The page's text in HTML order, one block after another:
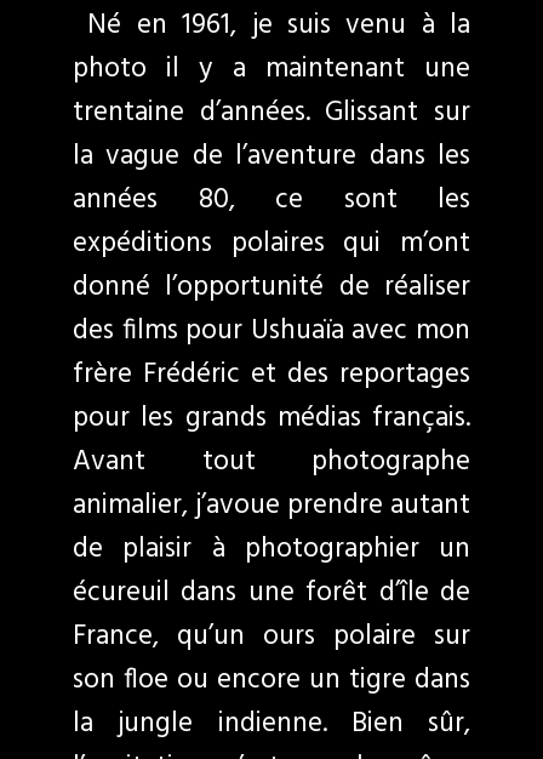
Né en 1961, je suis venu à la
photo il y a maintenant une
trentaine d’années. Glissant sur
la vague de l’aventure dans les
années 80, ce sont les
expéditions polaires qui m’ont
donné l’opportunité de réaliser
des films pour Ushuaïa avec mon
frère Frédéric et des reportages
pour les grands médias français.
Avant tout photographe
animalier, j’avoue prendre autant
de plaisir à photographier un
écureuil dans une forêt d’île de
France, qu’un ours polaire sur
son floe ou encore un tigre dans
la jungle indienne. Bien sûr,